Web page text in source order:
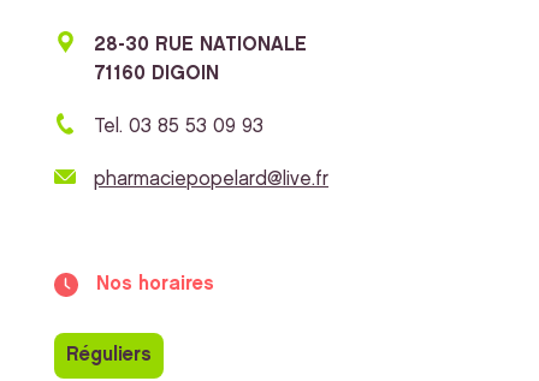
28-30 RUE NATIONALE
71160 DIGOIN
Tel. 03 85 53 09 93
pharmaciepopelard@live.fr
Nos horaires
Réguliers